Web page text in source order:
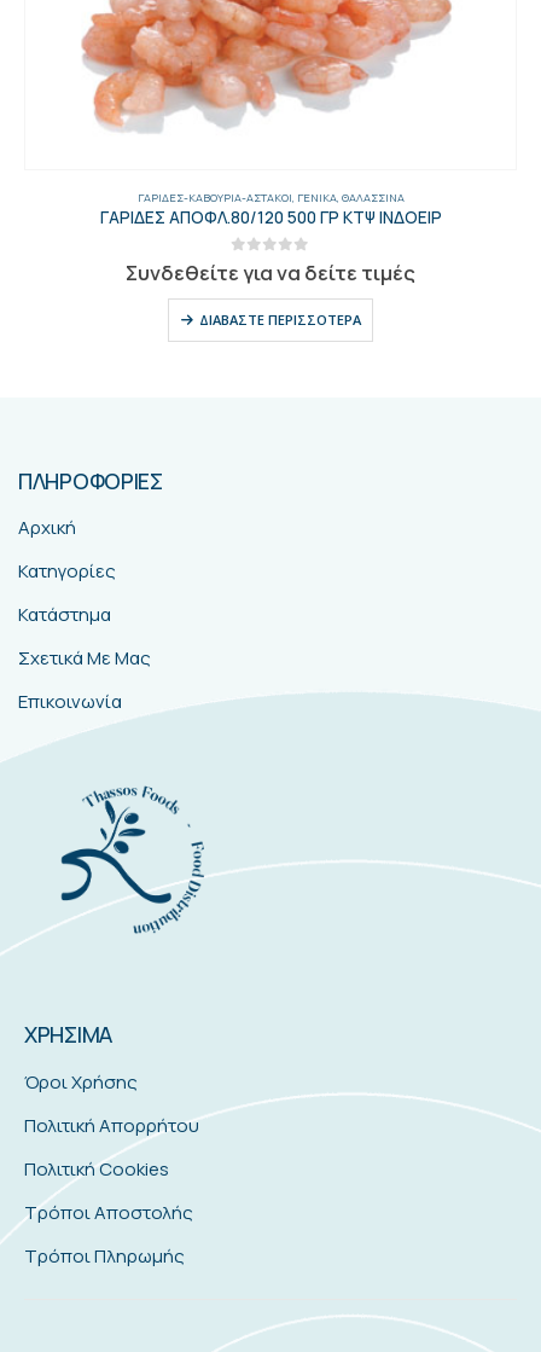
ΓΑΡΊΔΕΣ-ΚΑΒΟΎΡΙΑ-ΑΣΤΑΚΟΊ, ΓΕΝΙΚΑ, ΘΑΛΑΣΣΙΝΆ
ΓΑΡΙΔΕΣ ΑΠΟΦΛ.80/120 500 ΓΡ ΚΤΨ ΙΝΔΟΕΙΡ
out of 5
Συνδεθείτε για να δείτε τιμές
ΔΙΑΒΆΣΤΕ ΠΕΡΙΣΣΌΤΕΡΑ
ΠΛΗΡΟΦΟΡΙΕΣ
Αρχική
Κατηγορίες
Κατάστημα
Σχετικά Με Μας
Επικοινωνία
ΧΡΗΣΙΜΑ
Όροι Χρήσης
Πολιτική Απορρήτου
Πολιτική Cookies
Τρόποι Αποστολής
Τρόποι Πληρωμής